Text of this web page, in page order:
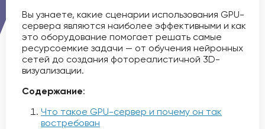
Вы узнаете, какие сценарии использования GPU-
сервера являются наиболее эффективными и как
это оборудование помогает решать самые
ресурсоемкие задачи — от обучения нейронных
сетей до создания фотореалистичной 3D-
визуализации.
Содержание:
Что такое GPU-сервер и почему он так
востребован